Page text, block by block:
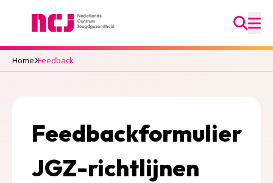
Ga
Home Feedback
Feedbackformulier
JGZ-richtlijnen